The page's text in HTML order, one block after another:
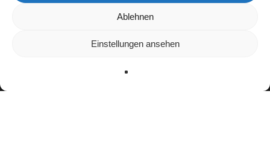
Ablehnen
Einstellungen ansehen
Wir verwenden Cookies, um dir die bestmögliche Erfahrung auf
kannst du erfahren, welche Cookies wir
verwenden oder sie ausschalten.